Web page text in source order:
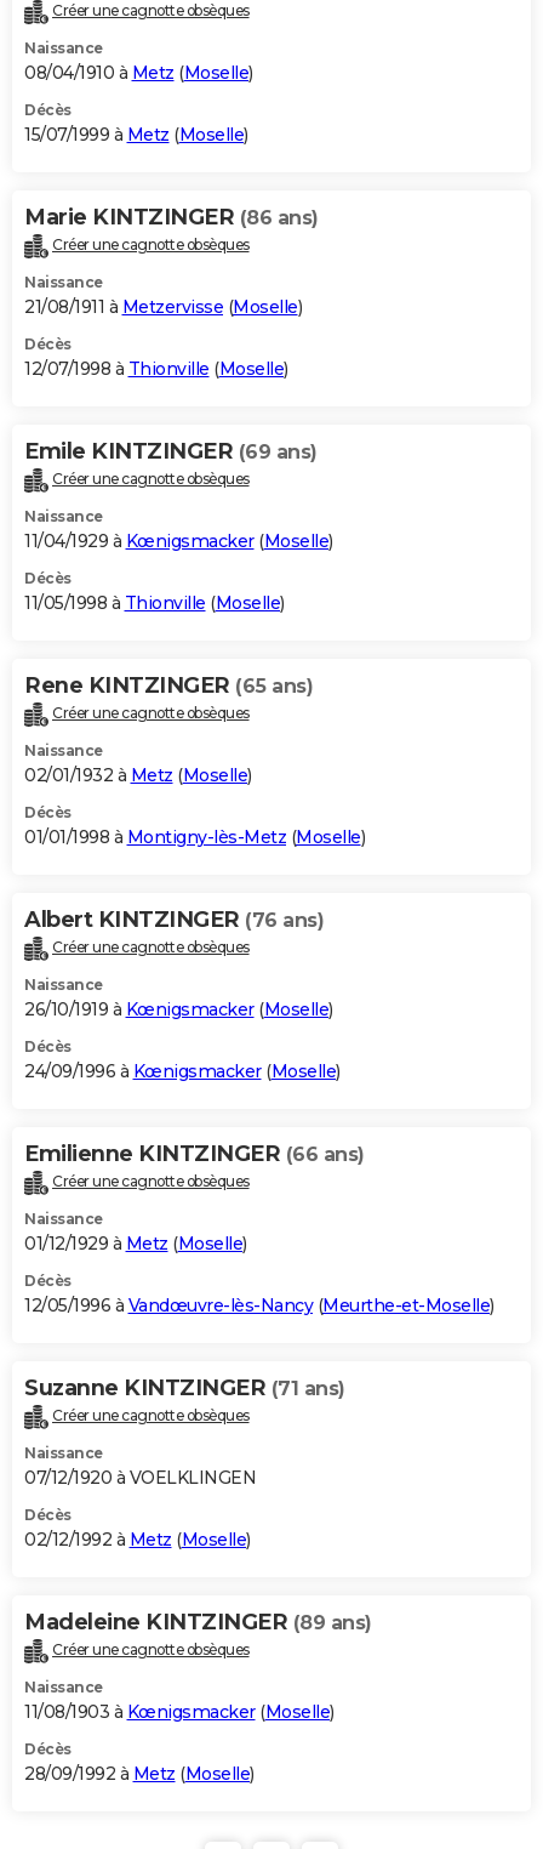
Créer une cagnotte obsèques
Naissance
08/04/1910 à Metz (Moselle)
Décès
15/07/1999 à Metz (Moselle)
Marie KINTZINGER (86 ans)
Créer une cagnotte obsèques
Naissance
21/08/1911 à Metzervisse (Moselle)
Décès
12/07/1998 à Thionville (Moselle)
Emile KINTZINGER (69 ans)
Créer une cagnotte obsèques
Naissance
11/04/1929 à Kœnigsmacker(Moselle)
Décès
11/05/1998 à Thionville (Moselle)
Rene KINTZINGER (65 ans)
Créer une cagnotte obsèques
Naissance
02/01/1932 à Metz (Moselle)
Décès
01/01/1998 à Montigny-lès-Metz (Moselle)
Albert KINTZINGER (76 ans)
Créer une cagnotte obsèques
Naissance
26/10/1919 à Kœnigsmacker(Moselle)
Décès
24/09/1996 à Kœnigsmacker(Moselle)
Emilienne KINTZINGER (66 ans)
Créer une cagnotte obsèques
Naissance
01/12/1929 à Metz (Moselle)
Décès
12/05/1996 à Vandœuvre-lès-Nancy(Meurthe-et-Moselle)
Suzanne KINTZINGER (71 ans)
Créer une cagnotte obsèques
Naissance
07/12/1920 à VOELKLINGEN
Décès
02/12/1992 à Metz (Moselle)
Madeleine KINTZINGER (89 ans)
Créer une cagnotte obsèques
Naissance
11/08/1903 à Kœnigsmacker(Moselle)
Décès
28/09/1992 à Metz (Moselle)